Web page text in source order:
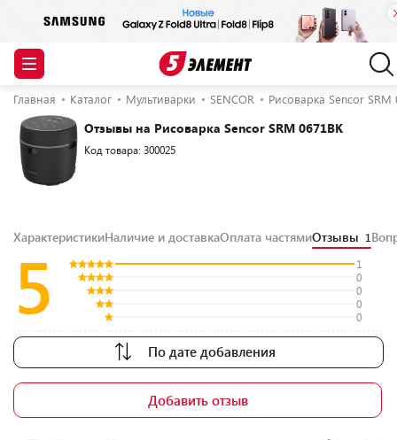
Главная Каталог Мультиварки SENCOR Рисоварка Sencor SRM
Отзывы на Рисоварка Sencor SRM 0671BK
Код товара: 300025
ХарактеристикиНаличие и доставкаОплата частямиОтзывы 1
5
1
0
0
0
0
По дате добавления
Добавить отзыв